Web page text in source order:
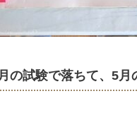
の試験で落ちて、5月